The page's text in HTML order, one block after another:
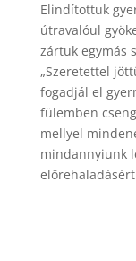
Elindítottuk
útravalóul
zártuk egymás
„Szeretettel
fogadjál el
fülemben
mellyel
mindannyiunk